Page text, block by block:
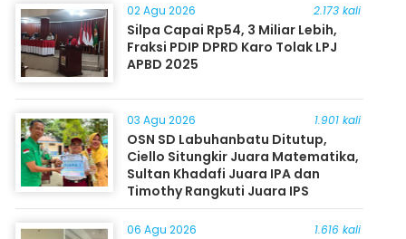
02 Agu 2026 2.173 kali
Silpa Capai Rp54, 3 Miliar Lebih,
Fraksi PDIP DPRD Karo Tolak LPJ
APBD 2025
03 Agu 2026 1.901 kali
OSN SD Labuhanbatu Ditutup,
Ciello Situngkir Juara Matematika,
Sultan Khadafi Juara IPA dan
Timothy Rangkuti Juara IPS
06 Agu 2026 1.616 kali